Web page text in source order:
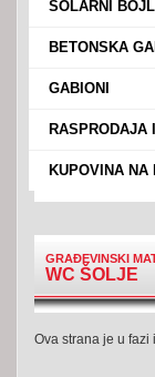
SOLARNI
BETONSKA
GABIONI
RASPRODAJA
KUPOVINA NA
GRAĐEVINSKI
WC ŠOLJE
Ova strana je u fazi